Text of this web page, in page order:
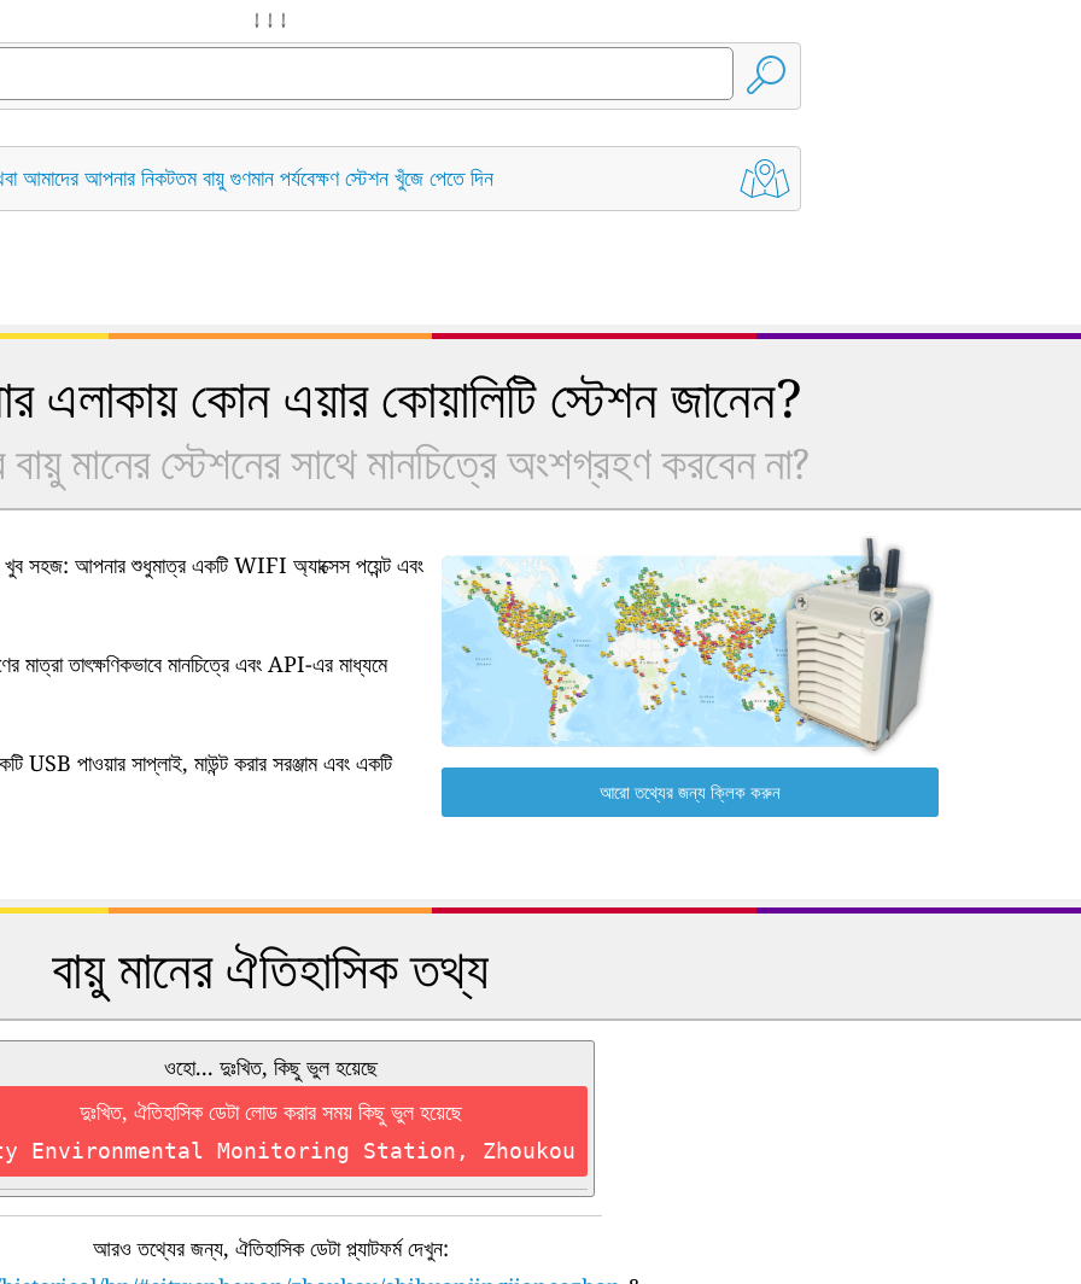
↓ ↓ ↓
আমাদের আপনার নিকটতম বায়ু গুণমান পর্যবেক্ষণ স্টেশন খুঁজে পেতে দিন
এলাকায় কোন এয়ার কোয়ালিটি স্টেশন জানেন?
মানের স্টেশনের সাথে মানচিত্রে অংশগ্রহণ করবেন না?
সহজ: আপনার শুধুমাত্র একটি WIFI অ্যাক্সেস পয়েন্ট এবং
তাৎক্ষণিকভাবে মানচিত্রে এবং API-এর মাধ্যমে
USB পাওয়ার সাপ্লাই, মাউন্ট করার সরঞ্জাম এবং একটি
আরো তথ্যের জন্য ক্লিক করুন
বায়ু মানের ঐতিহাসিক তথ্য
ওহো... দুঃখিত, কিছু ভুল হয়েছে
দুঃখিত, ঐতিহাসিক ডেটা লোড করার সময় কিছু ভুল হয়েছে
Environmental Monitoring Station, Zhoukou
আরও তথ্যের জন্য, ঐতিহাসিক ডেটা প্ল্যাটফর্ম দেখুন: